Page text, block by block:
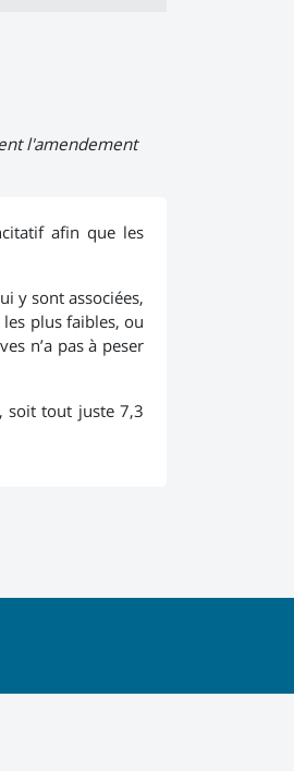
l'amendement
afin que les
y sont associées,
plus faibles, ou
n’a pas à peser
soit tout juste 7,3